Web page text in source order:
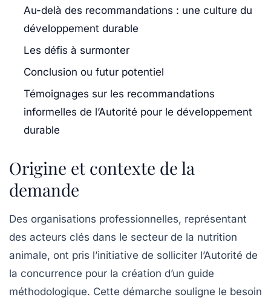
Au-delà des recommandations : une culture du
développement durable
Les défis à surmonter
Conclusion ou futur potentiel
Témoignages sur les recommandations
informelles de l’Autorité pour le développement
durable
Origine et contexte de la
demande
Des organisations professionnelles, représentant
des acteurs clés dans le secteur de la nutrition
animale, ont pris l’initiative de solliciter l’Autorité de
la concurrence pour la création d’un guide
méthodologique. Cette démarche souligne le besoin